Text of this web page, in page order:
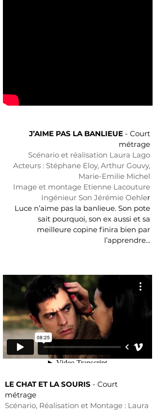
J’AIME PAS LA BANLIEUE - Court
métrage
Scénario et réalisation Laura Lago
Acteurs : Stéphane Eloy, Arthur Gouvy,
Marie-Emilie Michel
Image et montage Etienne Lacouture
Ingénieur Son Jérémie Oehler
Luce n’aime pas la banlieue. Son pote
sait pourquoi, son ex aussi et sa
meilleure copine finira bien par
l’apprendre...
LE CHAT ET LA SOURIS - Court
métrage
Scénario, Réalisation et Montage : Laura